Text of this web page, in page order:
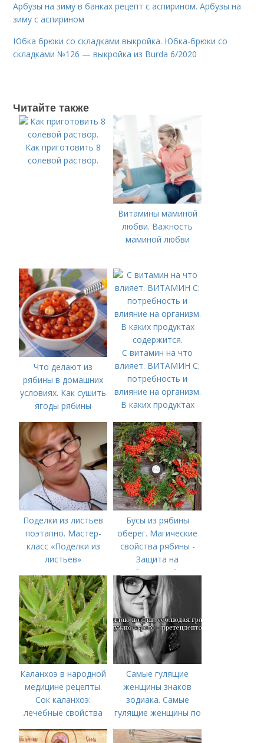
Арбузы на зиму в банках рецепт с аспирином. Арбузы на
зиму с аспирином
Юбка брюки со складками выкройка. Юбка-брюки со
складками №126 — выкройка из Burda 6/2020
Читайте также
Как приготовить 8
солевой раствор.
Витамины маминой
любви. Важность
маминой любви
Что делают из
рябины в домашних
условиях. Как сушить
ягоды рябины
С витамин на что
влияет. ВИТАМИН С:
потребность и
влияние на организм.
В каких продуктах
Поделки из листьев
поэтапно. Мастер-
класс «Поделки из
листьев»
Бусы из рябины
оберег. Магические
свойства рябины -
Защита на
рябиновые бусы
Каланхоэ в народной
медицине рецепты.
Сок каланхоэ:
лечебные свойства
Самые гулящие
женщины знаков
зодиака. Самые
гулящие женщины по